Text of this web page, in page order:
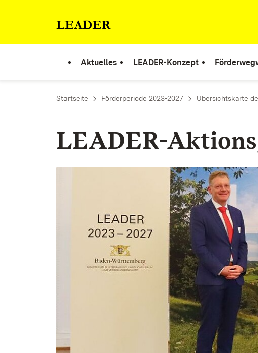
Link zur Startseite
Aktuelles LEADER-Konzept
Startseite Förderperiode 2023-2027 Übersichtskarte
LEADER-